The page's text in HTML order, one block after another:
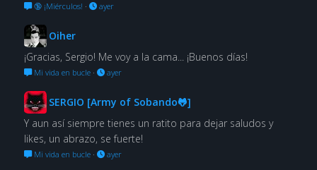
🔞 ¡Miérculos! · ayer
Oiher
¡Gracias, Sergio! Me voy a la cama... ¡Buenos días!
Mi vida en bucle· ayer
SERGIO [Army of Sobando🐸]
Y aun así siempre tienes un ratito para dejar saludos y
likes, un abrazo, se fuerte!
Mi vida en bucle· ayer